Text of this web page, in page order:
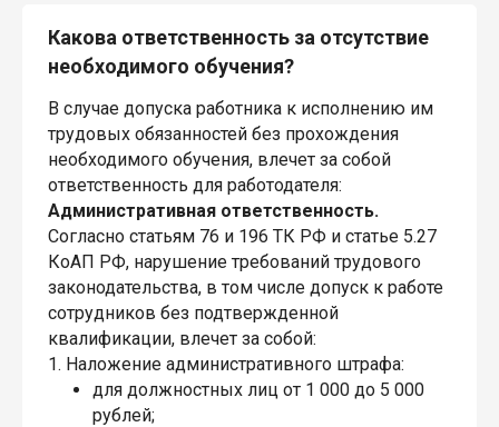
Какова ответственность за отсутствие
необходимого обучения?
В случае допуска работника к исполнению им
трудовых обязанностей без прохождения
необходимого обучения, влечет за собой
ответственность для работодателя:
Административная ответственность.
Согласно статьям 76 и 196 ТК РФ и статье 5.27
КоАП РФ, нарушение требований трудового
законодательства, в том числе допуск к работе
сотрудников без подтвержденной
квалификации, влечет за собой:
1. Наложение административного штрафа:
для должностных лиц от 1 000 до 5 000
рублей;